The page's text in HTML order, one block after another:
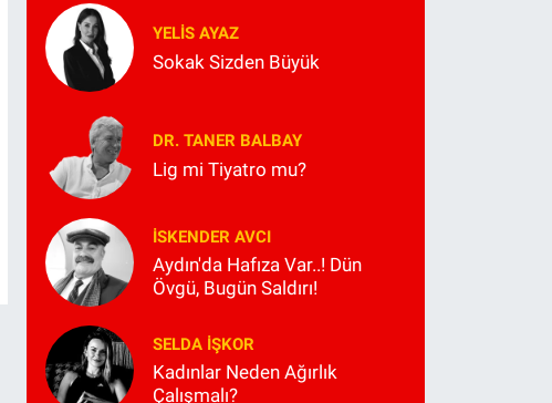
YELIS AYAZ
Sokak Sizden Büyük
DR. TANER BALBAY
Lig mi Tiyatro mu?
İSKENDER AVCI
Aydın'da Hafıza Var..! Dün
Övgü, Bugün Saldırı!
SELDA İŞKOR
Kadınlar Neden Ağırlık
Çalışmalı?